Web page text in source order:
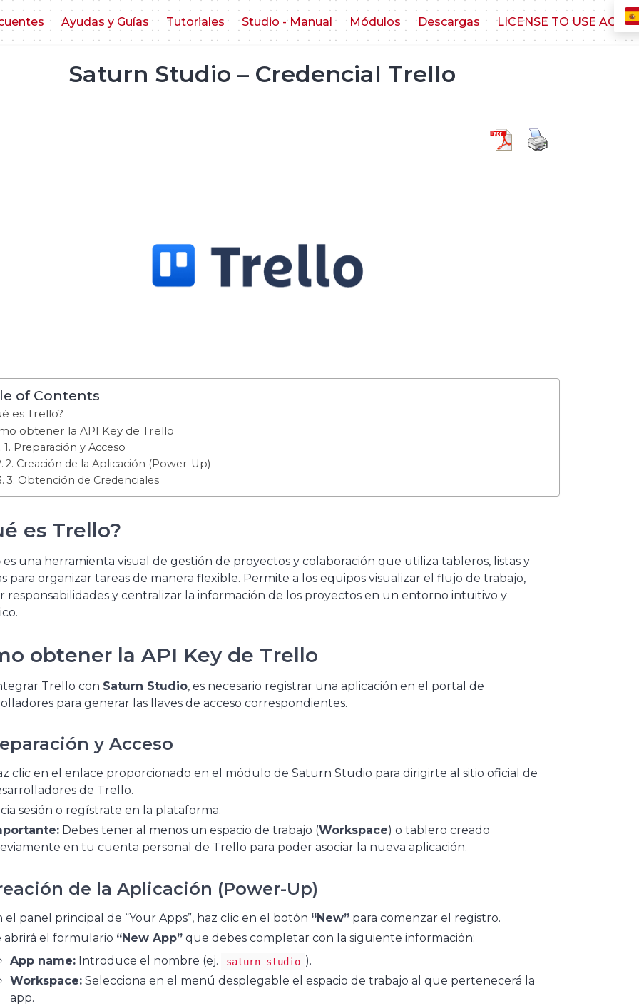
Ayudas y Guías Tutoriales Studio - Manual Módulos Descargas LICENSE TO USE
Saturn Studio – Credencial Trello
of Contents
es Trello?
obtener la API Key de Trello
1. Preparación y Acceso
2. Creación de la Aplicación (Power-Up)
3. Obtención de Credenciales
es Trello?
es una herramienta visual de gestión de proyectos y colaboración que utiliza tableros, listas y
para organizar tareas de manera flexible. Permite a los equipos visualizar el flujo de trabajo,
responsabilidades y centralizar la información de los proyectos en un entorno intuitivo y
obtener la API Key de Trello
Trello con Saturn Studio, es necesario registrar una aplicación en el portal de
para generar las llaves de acceso correspondientes.
y Acceso
clic en el enlace proporcionado en el módulo de Saturn Studio para dirigirte al sitio oficial de
de Trello.
sesión o regístrate en la plataforma.
Debes tener al menos un espacio de trabajo (Workspace) o tablero creado
en tu cuenta personal de Trello para poder asociar la nueva aplicación.
de la Aplicación (Power-Up)
el panel principal de “Your Apps”, haz clic en el botón “New”para comenzar el registro.
abrirá el formulario “New App”que debes completar con la siguiente información:
App name:Introduce el nombre (ej. saturn studio ).
Workspace:Selecciona en el menú desplegable el espacio de trabajo al que pertenecerá la
app.